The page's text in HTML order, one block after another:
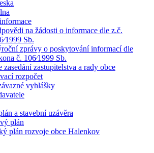
na žádosti o informace dle z.č.
Sb.
zprávy o poskytování informací dle
č. 106⁄1999 Sb.
zasedání zastupitelstva a rady obce
rozpočet
vyhlášky
a stavební uzávěra
plán
plán rozvoje obce Halenkov